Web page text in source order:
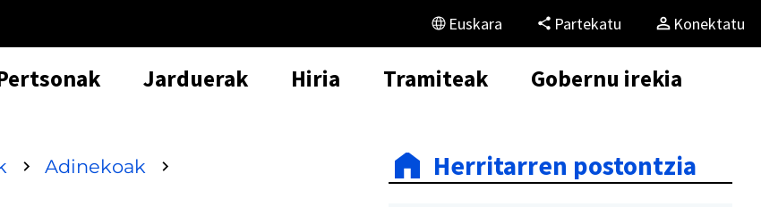
Euskara Partekatu Konektatu
Jarduerak Hiria Tramiteak Gobernu irekia
Adinekoak
Herritarren postontzia